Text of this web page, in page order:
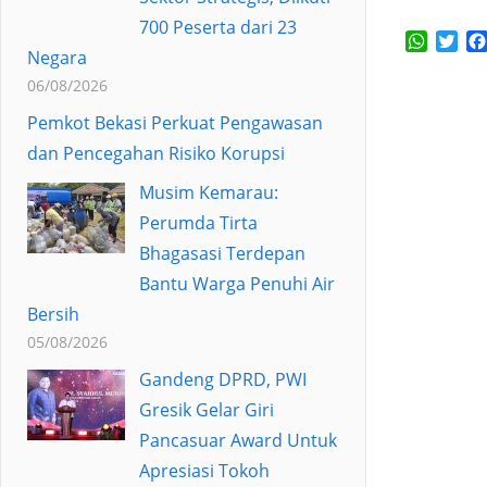
700 Peserta dari 23
Negara
06/08/2026
Pemkot Bekasi Perkuat Pengawasan
dan Pencegahan Risiko Korupsi
Musim Kemarau:
Perumda Tirta
Bhagasasi Terdepan
Bantu Warga Penuhi Air
Bersih
05/08/2026
Gandeng DPRD, PWI
Gresik Gelar Giri
Pancasuar Award Untuk
Apresiasi Tokoh